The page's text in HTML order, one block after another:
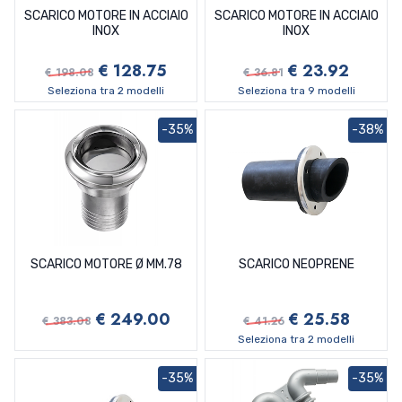
SCARICO MOTORE IN ACCIAIO
INOX
€ 198.08 € 128.75
Seleziona tra 2 modelli
SCARICO MOTORE IN ACCIAIO
INOX
€ 36.81 € 23.92
Seleziona tra 9 modelli
SCARICO MOTORE Ø MM.78
€ 383.08 € 249.00
-35%
SCARICO NEOPRENE
€ 41.26 € 25.58
-38%
Seleziona tra 2 modelli
-35% -35%